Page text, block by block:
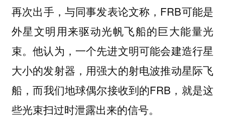
再次出手，与同事发表论文称，FRB可能是
外星文明用来驱动光帆飞船的巨大能量光
束。他认为，一个先进文明可能会建造行星
大小的发射器，用强大的射电波推动星际飞
船，而我们地球偶尔接收到的FRB，就是这
些光束扫过时泄露出来的信号。